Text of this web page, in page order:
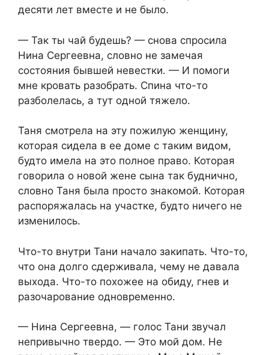
десяти лет вместе и не было.
— Так ты чай будешь? — снова спросила
Нина Сергеевна, словно не замечая
состояния бывшей невестки. — И помоги
мне кровать разобрать. Спина что-то
разболелась, а тут одной тяжело.
Таня смотрела на эту пожилую женщину,
которая сидела в ее доме с таким видом,
будто имела на это полное право. Которая
говорила о новой жене сына так буднично,
словно Таня была просто знакомой. Которая
распоряжалась на участке, будто ничего не
изменилось.
Что-то внутри Тани начало закипать. Что-то,
что она долго сдерживала, чему не давала
выхода. Что-то похожее на обиду, гнев и
разочарование одновременно.
— Нина Сергеевна, — голос Тани звучал
непривычно твердо. — Это мой дом. Не